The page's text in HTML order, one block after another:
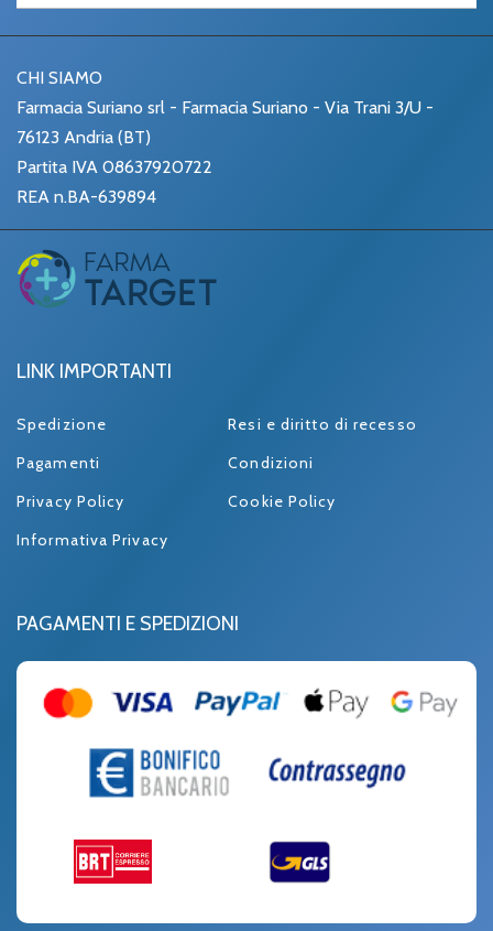
CHI SIAMO
Farmacia Suriano srl - Farmacia Suriano - Via Trani 3/U -
76123 Andria (BT)
Partita IVA 08637920722
REA n.BA-639894
LINK IMPORTANTI
Spedizione
Resi e diritto di recesso
Pagamenti
Condizioni
Privacy Policy
Cookie Policy
Informativa Privacy
PAGAMENTI E SPEDIZIONI